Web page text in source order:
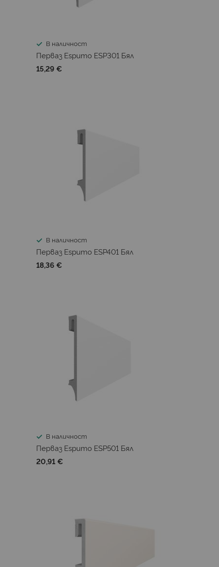
В наличност
Перваз Espumo ESP301 Бял
15,29 €
В наличност
Перваз Espumo ESP401 Бял
18,36 €
В наличност
Перваз Espumo ESP501 Бял
20,91 €